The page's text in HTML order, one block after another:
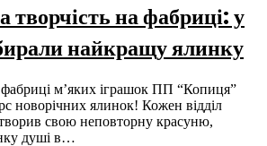
творчість на фабриці: у
найкращу ялинку
м’яких іграшок ПП “Копиця”
новорічних ялинок! Кожен відділ
свою неповторну красуню,
душі в…